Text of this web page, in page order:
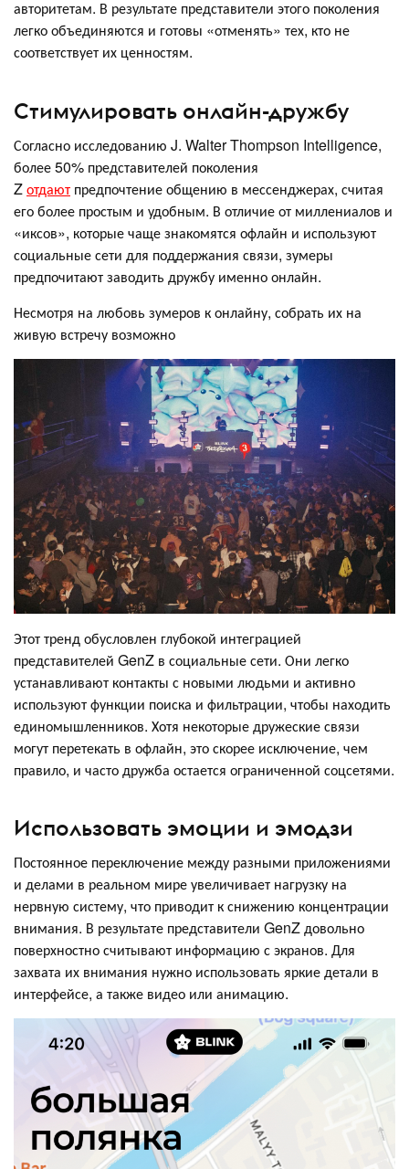
авторитетам. В результате представители этого поколения
легко объединяются и готовы «отменять» тех, кто не
соответствует их ценностям.
Стимулировать онлайн-дружбу
Согласно исследованию J. Walter Thompson Intelligence,
более 50% представителей поколения
Zотдают предпочтение общению в мессенджерах, считая
его более простым и удобным. В отличие от миллениалов и
«иксов», которые чаще знакомятся офлайн и используют
социальные сети для поддержания связи, зумеры
предпочитают заводить дружбу именно онлайн.
Несмотря на любовь зумеров к онлайну, собрать их на
живую встречу возможно
Этот тренд обусловлен глубокой интеграцией
представителей GenZ в социальные сети. Они легко
устанавливают контакты с новыми людьми и активно
используют функции поиска и фильтрации, чтобы находить
единомышленников. Хотя некоторые дружеские связи
могут перетекать в офлайн, это скорее исключение, чем
правило, и часто дружба остается ограниченной соцсетями.
Использовать эмоции и эмодзи
Постоянное переключение между разными приложениями
и делами в реальном мире увеличивает нагрузку на
нервную систему, что приводит к снижению концентрации
внимания. В результате представители GenZ довольно
поверхностно считывают информацию с экранов. Для
захвата их внимания нужно использовать яркие детали в
интерфейсе, а также видео или анимацию.